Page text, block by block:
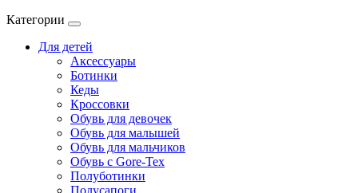
Категории
Для детей
Аксессуары
Ботинки
Кеды
Кроссовки
Обувь для девочек
Обувь для малышей
Обувь для мальчиков
Обувь с Gore-Tex
Полуботинки
Полусапоги